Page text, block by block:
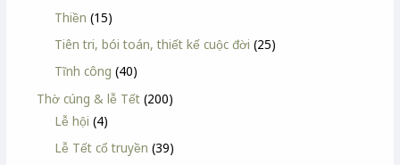
Thiền (15)
Tiên tri, bói toán, thiết kế cuộc đời (25)
Tĩnh công (40)
Thờ cúng & lễ Tết (200)
Lễ hội (4)
Lễ Tết cổ truyền (39)